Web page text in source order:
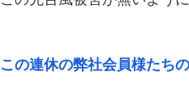
この連休の弊社会員様たち